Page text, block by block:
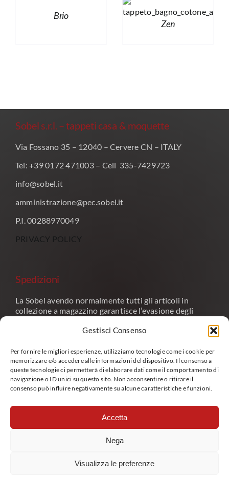
Gestisci Consenso
Per fornire le migliori esperienze, utilizziamo tecnologie come i cookie per
memorizzare e/o accedere alle informazioni del dispositivo. Il consenso a
queste tecnologie ci permetterà di elaborare dati come il comportamento di
navigazione o ID unici su questo sito. Non acconsentire o ritirare il
consenso può influire negativamente su alcune caratteristiche e funzioni.
Accetta
Nega
Visualizza le preferenze
Brio
Zen
Sobel s.r.l. – tappeti casa & moquette
Via Fossano 35 – 12040 – Cervere CN – ITALY
Tel: +39 0172 471003 – Cell 335-7429723
info@sobel.it
amministrazione@pec.sobel.it
P.I. 00288970049
PRIVACY POLICY
Spedizioni
La Sobel avendo normalmente tutti gli articoli in
collezione a magazzino garantisce l’evasione degli
carico di lavoro e del periodo.
Per spedizioni fuori dal territorio italiano le spese sono
calcolate solo dopo il vostro ordine e vi saranno
comunicate a parte mediante invio di conferma
d’ordine.
appuntamento effettuate tramite corriere e’
obbligatorio indicare il numero di telefono del
destinatario.
Sei un rivenditore e vuoi avere i nostri prodotti in